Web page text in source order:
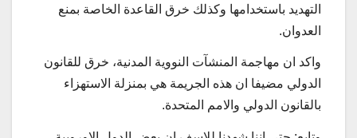
التهديد باستخدامها وكذلك خرق القاعدة الخاصة بمنع
العدوان.
واكد ان مهاجمة المنشآت النووية المدنية، خرق للقانون
الدولي مضيفا ان هذه الجريمة هي بمنزلة الاستهزاء
بالقانون الدولي والامم المتحدة.